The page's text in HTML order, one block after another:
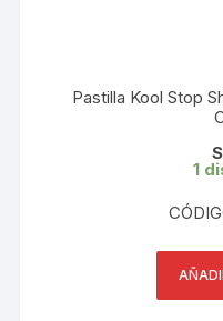
Pastilla Kool Stop
1